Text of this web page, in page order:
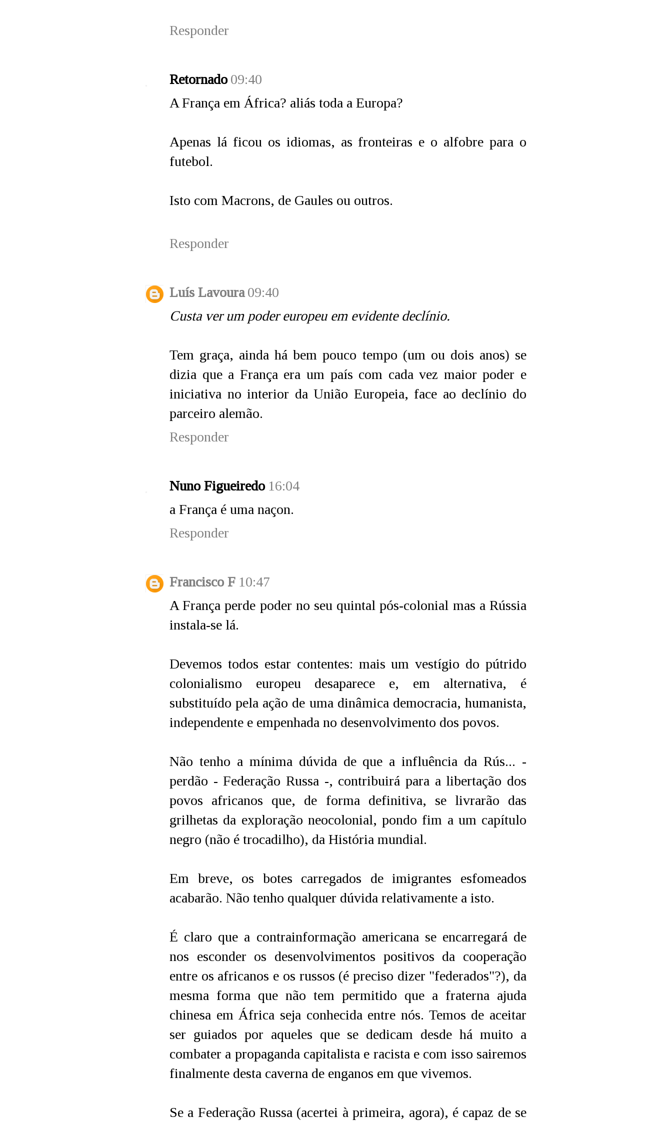
Responder
Retornado 09:40
A França em África? aliás toda a Europa?
Apenas lá ficou os idiomas, as fronteiras e o alfobre para o
futebol.
Isto com Macrons, de Gaules ou outros.
Responder
Luís Lavoura 09:40
Custa ver um poder europeu em evidente declínio.
Tem graça, ainda há bem pouco tempo (um ou dois anos) se
dizia que a França era um país com cada vez maior poder e
iniciativa no interior da União Europeia, face ao declínio do
parceiro alemão.
Responder
Nuno Figueiredo 16:04
a França é uma naçon.
Responder
Francisco F 10:47
A França perde poder no seu quintal pós-colonial mas a Rússia
instala-se lá.
Devemos todos estar contentes: mais um vestígio do pútrido
colonialismo europeu desaparece e, em alternativa, é
substituído pela ação de uma dinâmica democracia, humanista,
independente e empenhada no desenvolvimento dos povos.
Não tenho a mínima dúvida de que a influência da Rús... -
perdão - Federação Russa -, contribuirá para a libertação dos
povos africanos que, de forma definitiva, se livrarão das
grilhetas da exploração neocolonial, pondo fim a um capítulo
negro (não é trocadilho), da História mundial.
Em breve, os botes carregados de imigrantes esfomeados
acabarão. Não tenho qualquer dúvida relativamente a isto.
É claro que a contrainformação americana se encarregará de
nos esconder os desenvolvimentos positivos da cooperação
entre os africanos e os russos (é preciso dizer "federados"?), da
mesma forma que não tem permitido que a fraterna ajuda
chinesa em África seja conhecida entre nós. Temos de aceitar
ser guiados por aqueles que se dedicam desde há muito a
combater a propaganda capitalista e racista e com isso sairemos
finalmente desta caverna de enganos em que vivemos.
Se a Federação Russa (acertei à primeira, agora), é capaz de se